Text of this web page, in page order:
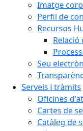
Imatge
Perfil de
Recursos
Seu
Serveis i tràmits
Oficines
Cartes de
Catàleg de